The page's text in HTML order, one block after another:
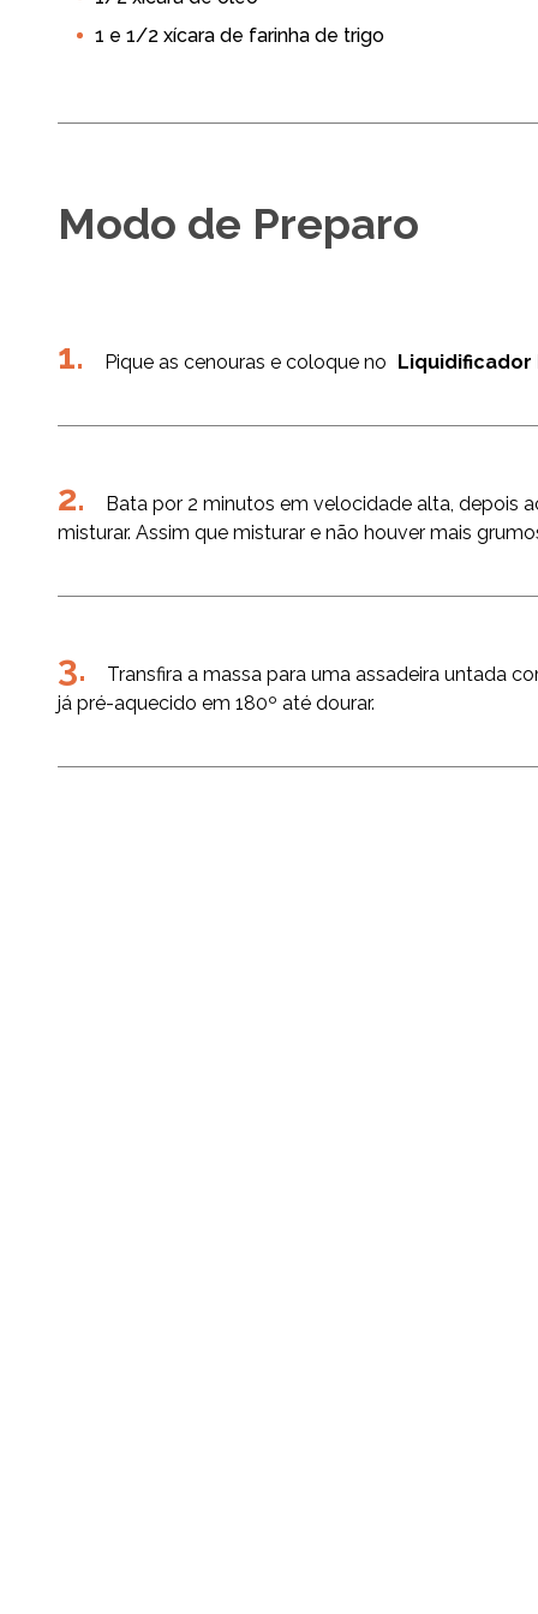
Receitas Prática
1 e 1/2 xícara de farinha de trigo
Modo de Preparo
Pique as cenouras e coloque no Liquidificador
Bata por 2 minutos em velocidade alta, depois
misturar. Assim que misturar e não houver mais
Transfira a massa para uma assadeira untada
já pré-aquecido em 180º até dourar.